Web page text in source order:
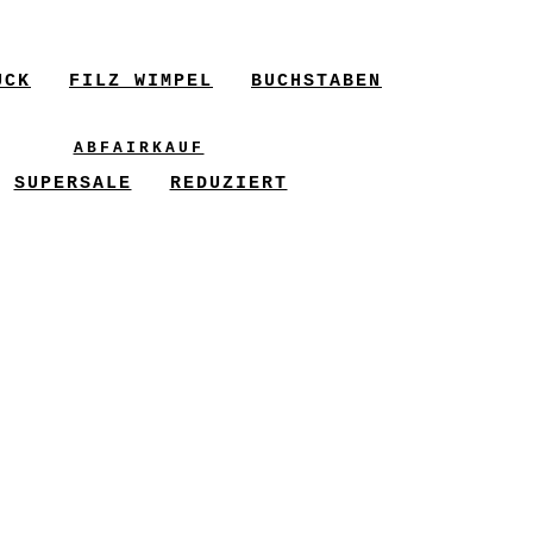
FILZ WIMPEL BUCHSTABEN
ABFAIRKAUF
SUPERSALE REDUZIERT